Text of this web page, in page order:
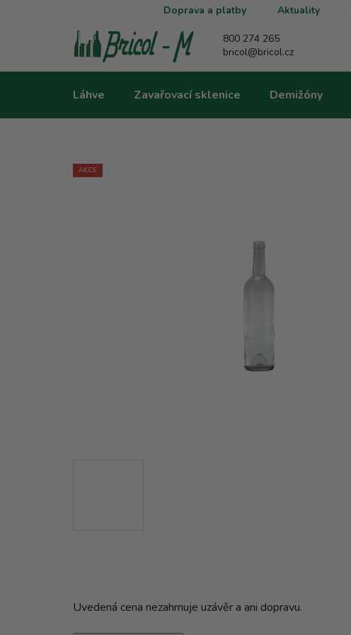
Doprava a platby Aktuality
800 274 265
bricol@bricol.cz
Láhve Zavařovací sklenice Demižóny
AKCE
Uvedená cena nezahrnuje uzávěr a ani dopravu.